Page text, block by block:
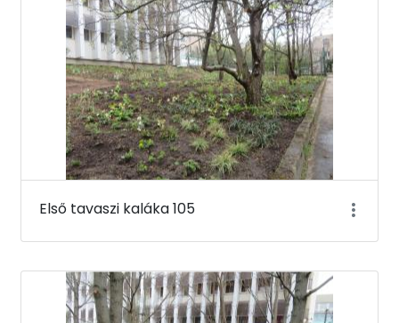
Első tavaszi kaláka 105